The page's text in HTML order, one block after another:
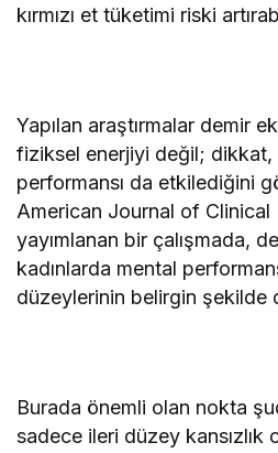
kırmızı et tüketimi riski
Yapılan araştırmalar demir
fiziksel enerjiyi değil; dikkat,
performansı da etkilediğini
American Journal of Clinical
yayımlanan bir çalışmada,
kadınlarda mental
düzeylerinin belirgin şekilde
Burada önemli olan nokta
sadece ileri düzey kansızlık